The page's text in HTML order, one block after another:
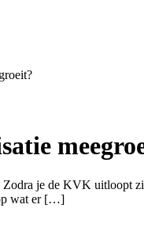
je de KVK
wat er […]